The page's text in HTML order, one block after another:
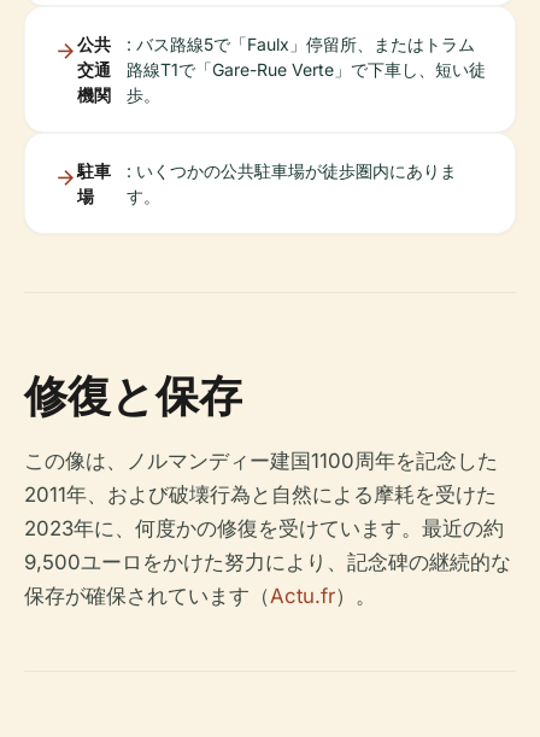
公共
交通
機関
: バス路線5で「Faulx」停留所、またはトラム
路線T1で「Gare-Rue Verte」で下車し、短い徒
歩。
駐車
場
: いくつかの公共駐車場が徒歩圏内にありま
す。
修復と保存
この像は、ノルマンディー建国1100周年を記念した
2011年、および破壊行為と自然による摩耗を受けた
2023年に、何度かの修復を受けています。最近の約
9,500ユーロをかけた努力により、記念碑の継続的な
保存が確保されています（Actu.fr）。